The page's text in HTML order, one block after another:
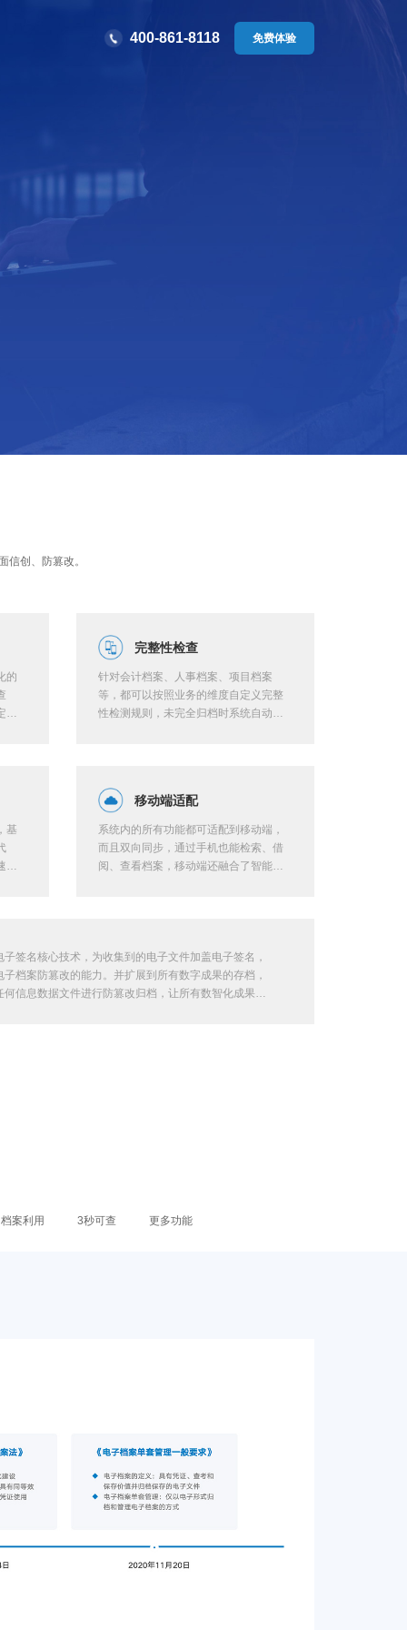
400-861-8118 免费体验
信创、防篡改。
的
义
完整性检查
针对会计档案、人事档案、项目档案
等，都可以按照业务的维度自定义完整
性检测规则，未完全归档时系统自动提
基
扩
移动端适配
系统内的所有功能都可适配到移动端，
而且双向同步，通过手机也能检索、借
阅、查看档案，移动端还融合了智能化
子签名核心技术，为收集到的电子文件加盖电子签名，
子档案防篡改的能力。并扩展到所有数字成果的存档，
何信息数据文件进行防篡改归档，让所有数智化成果可
档案利用 3秒可查 更多功能